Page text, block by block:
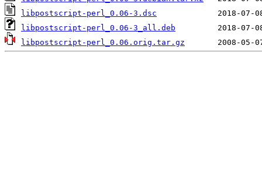
libpostscript-perl_0.06-3.dsc
libpostscript-perl_0.06-3_all.deb
libpostscript-perl_0.06.orig.tar.gz